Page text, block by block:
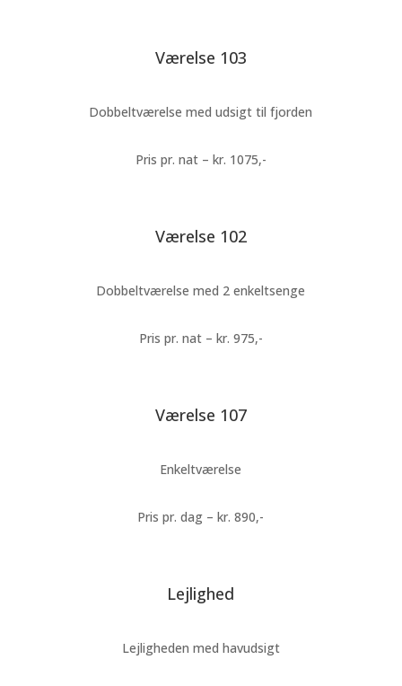
Værelse 103
Dobbeltværelse med udsigt til fjorden
Pris pr. nat – kr. 1075,-
Værelse 102
Dobbeltværelse med 2 enkeltsenge
Pris pr. nat – kr. 975,-
Værelse 107
Enkeltværelse
Pris pr. dag – kr. 890,-
Lejlighed
Lejligheden med havudsigt